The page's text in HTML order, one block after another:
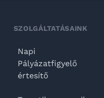
SZOLGÁLTATÁSAINK
Napi
Pályázatfigyelő
értesítő